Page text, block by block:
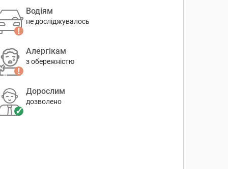
Водіям
не досліджувалось
Алергікам
з обережністю
Дорослим
дозволено